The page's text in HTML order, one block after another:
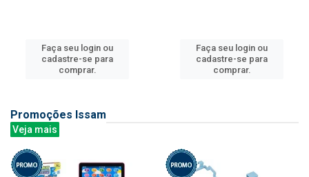
Faça seu login ou
cadastre-se para
comprar.
Faça seu login ou
cadastre-se para
comprar.
Promoções Issam
Veja mais